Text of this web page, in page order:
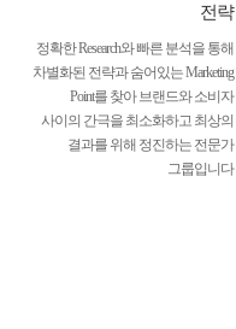
전략
정확한 Research와 빠른 분석을 통해
차별화된 전략과숨어있는 Marketing
Point를 찾아 브랜드와 소비자
사이의 간극을 최소화하고 최상의
결과를 위해 정진하는 전문가
그룹입니다